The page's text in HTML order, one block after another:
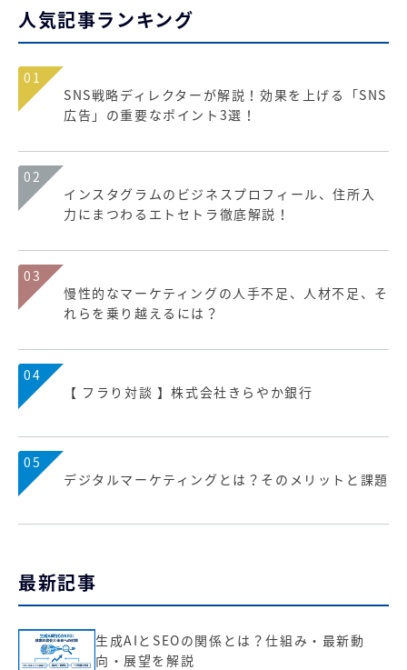
人気記事ランキング
01
SNS戦略ディレクターが解説！効果を上げる「SNS
広告」の重要なポイント3選！
02
インスタグラムのビジネスプロフィール、住所入
力にまつわるエトセトラ徹底解説！
03
慢性的なマーケティングの人手不足、人材不足、そ
れらを乗り越えるには？
04
【 フラり対談 】株式会社きらやか銀行
05
デジタルマーケティングとは？そのメリットと課題
最新記事
生成AIとSEOの関係とは？仕組み・最新動
向・展望を解説